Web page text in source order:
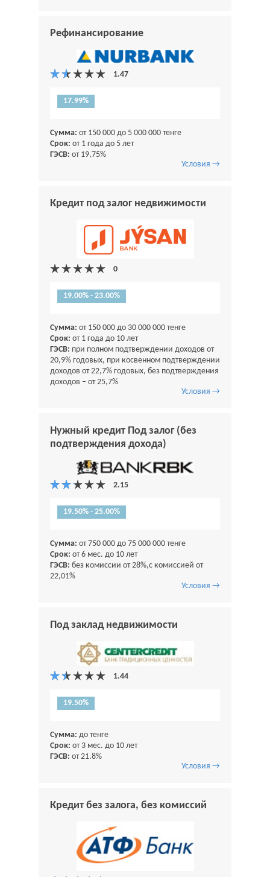
Рефинансирование
17.99%
Сумма: от 150 000 до 5 000 000 тенге
Срок: от 1 года до 5 лет
ГЭСВ: от 19,75%
Условия →
Кредит под залог недвижимости
19.00% - 23.00%
Сумма: от 150 000 до 30 000 000 тенге
Срок: от 1 года до 10 лет
ГЭСВ: при полном подтверждении доходов от
20,9% годовых, при косвенном подтверждении
доходов от 22,7% годовых, без подтверждения
доходов – от 25,7%
Условия →
Нужный кредит Под залог (без
подтверждения дохода)
19.50% - 25.00%
Сумма: от 750 000 до 75 000 000 тенге
Срок: от 6 мес. до 10 лет
ГЭСВ: без комиссии от 28%,с комиссией от
22,01%
Условия →
Под заклад недвижимости
19.50%
Сумма: до тенге
Срок: от 3 мес. до 10 лет
ГЭСВ: от 21.8%
Условия →
Кредит без залога, без комиссий